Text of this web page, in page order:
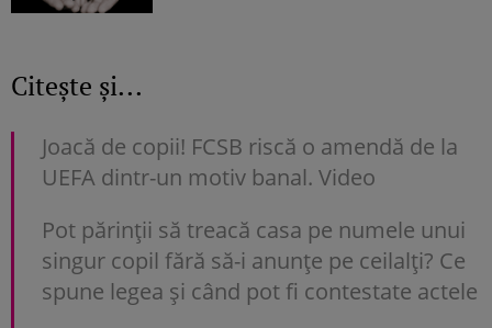
Citește și...
Joacă de copii! FCSB riscă o amendă de la
UEFA dintr-un motiv banal. Video
Pot părinții să treacă casa pe numele unui
singur copil fără să-i anunțe pe ceilalți? Ce
spune legea și când pot fi contestate actele